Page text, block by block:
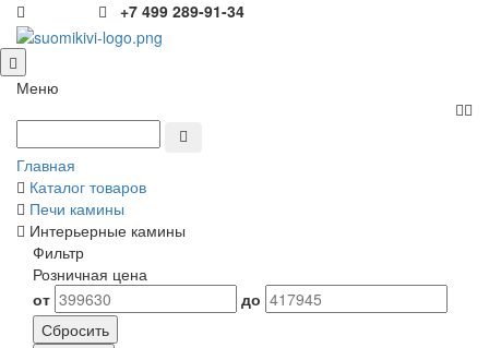
+7 499 289-91-34
Меню
Главная
Каталог товаров
Печи камины
Интерьерные камины
Фильтр
Розничная цена
от
до